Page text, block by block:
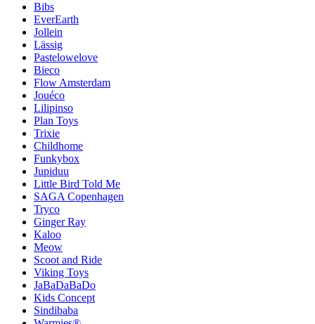
Bibs
EverEarth
Jollein
Lässig
Pastelowelove
Bieco
Flow Amsterdam
Jouéco
Lilipinso
Plan Toys
Trixie
Childhome
Funkybox
Jupiduu
Little Bird Told Me
SAGA Copenhagen
Tryco
Ginger Ray
Kaloo
Meow
Scoot and Ride
Viking Toys
JaBaDaBaDo
Kids Concept
Sindibaba